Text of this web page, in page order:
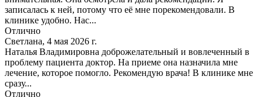
записалась к ней, потому что её мне порекомендовали. В
клинике удобно. Нас...
Отлично
Светлана, 4 мая 2026 г.
Наталья Владимировна доброжелательный и вовлеченный в
проблему пациента доктор. На приеме она назначила мне
лечение, которое помогло. Рекомендую врача! В клинике мне
сразу...
Отлично